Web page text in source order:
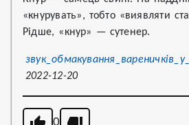
«кнурувать», тобто «виявляти
Рідше, «кнур» — сутенер.
2022-12-20